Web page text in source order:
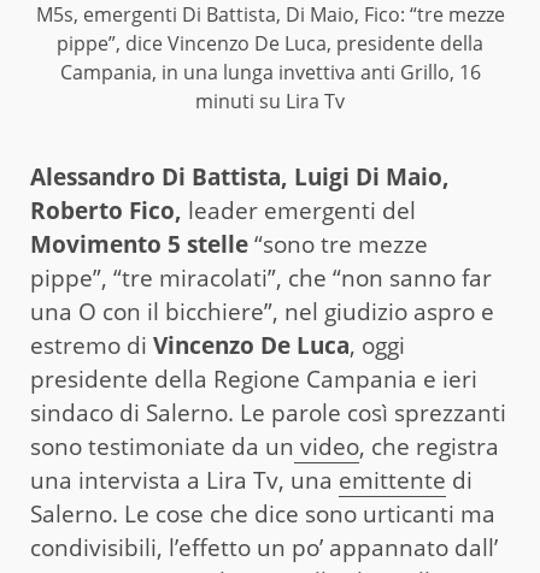
M5s, emergenti Di Battista, Di Maio, Fico: “tre mezze
pippe”, dice Vincenzo De Luca, presidente della
Campania, in una lunga invettiva anti Grillo, 16
minuti su Lira Tv
Alessandro Di Battista, Luigi Di Maio,
Roberto Fico, leader emergenti del
Movimento 5 stelle“sono tre mezze
pippe”, “tre miracolati”, che “non sanno far
una O con il bicchiere”, nel giudizio aspro e
estremo di Vincenzo De Luca, oggi
presidente della Regione Campania e ieri
sindaco di Salerno. Le parole così sprezzanti
sono testimoniate da un video, che registra
una intervista a Lira Tv, una emittente di
Salerno. Le cose che dice sono urticanti ma
condivisibili, l’effetto un po’ appannato dall’